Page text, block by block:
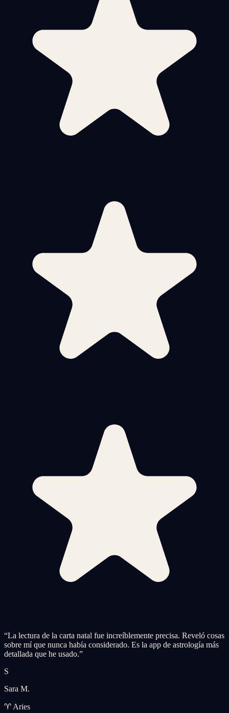
“La lectura de la carta natal fue increíblemente precisa. Reveló cosas
sobre mí que nunca había considerado. Es la app de astrología más
detallada que he usado.”
S
Sara M.
♈ Aries